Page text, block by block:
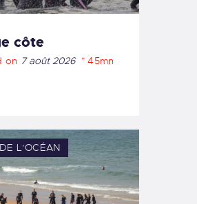
côte
on 7 août 2026 45mn
L'OCÉAN